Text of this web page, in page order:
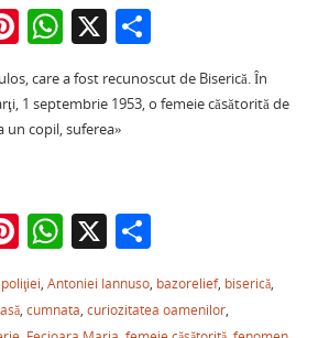
Pi
er
e
W
h
at
s
p
p
X P
ta
ză
care a fost recunoscut de Biserică. În
1 septembrie 1953, o femeie căsătorită de
un copil, suferea»
Pi
nt
er
W
at
X P
ar
ta
,Antoniei Iannuso, bazorelief, biserică,
,cumnata,curiozitatea oamenilor,